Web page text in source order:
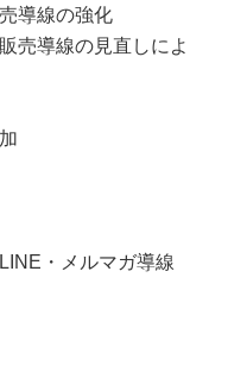
導線の強化
売導線の見直しによ
・メルマガ導線